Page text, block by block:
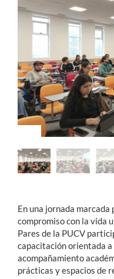
Estudiantes
Académicos
Funcionarios
Alumni
English
En una jornada
compromiso con la vida
Pares de la PUCV
capacitación orientada
acompañamiento
prácticas y espacios de